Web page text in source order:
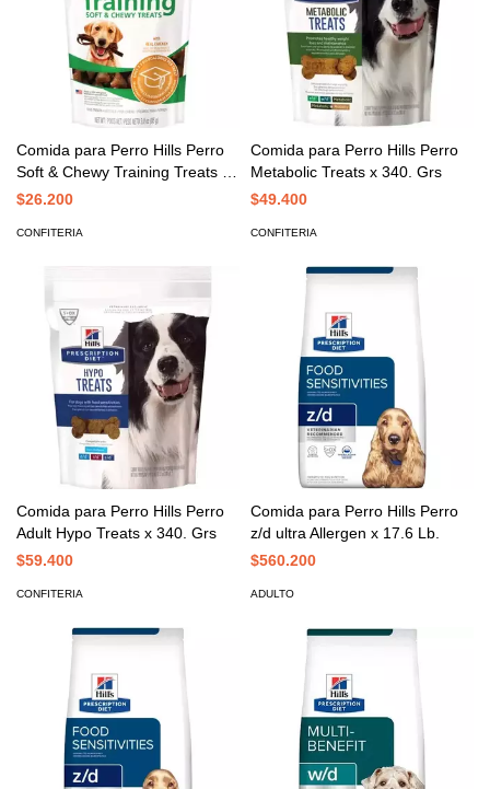
Comida para Perro Hills Perro
Soft & Chewy Training Treats x
3. oz
$26.200
CONFITERIA
Comida para Perro Hills Perro
Metabolic Treats x 340. Grs
$49.400
CONFITERIA
Comida para Perro Hills Perro
Adult Hypo Treats x 340. Grs
$59.400
CONFITERIA
Comida para Perro Hills Perro
z/d ultra Allergen x 17.6 Lb.
$560.200
ADULTO